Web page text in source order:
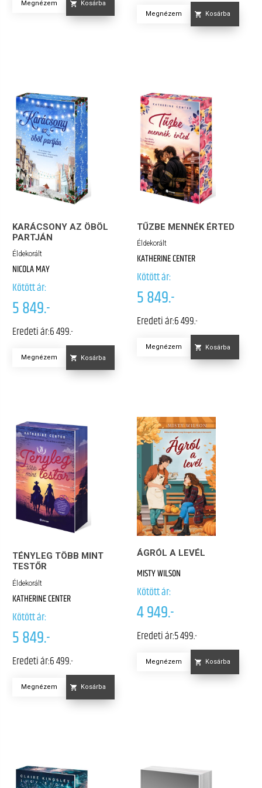
Megnézem
Kosárba
Megnézem
Kosárba
KARÁCSONY AZ ÖBÖL
PARTJÁN
Éldekorált
NICOLA MAY
Kötött ár:
5 849.-
Eredeti ár:6 499.-
Megnézem Kosárba
TŰZBE MENNÉK ÉRTED
Éldekorált
KATHERINE CENTER
Kötött ár:
5 849.-
Eredeti ár:6 499.-
Megnézem Kosárba
TÉNYLEG TÖBB MINT
TESTŐR
Éldekorált
KATHERINE CENTER
Kötött ár:
5 849.-
Eredeti ár:6 499.-
Megnézem Kosárba
ÁGRÓL A LEVÉL
MISTY WILSON
Kötött ár:
4 949.-
Eredeti ár:5 499.-
Megnézem Kosárba